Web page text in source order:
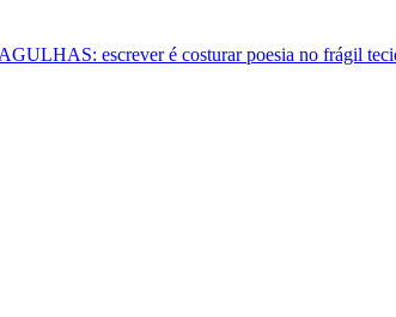
escrever é costurar poesia no frágil